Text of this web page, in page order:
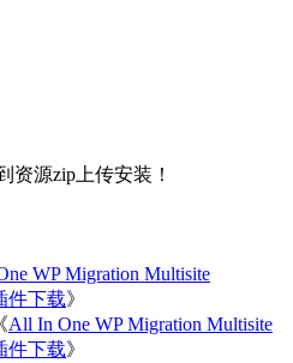
资源zip上传安装！
WP Migration Multisite
件下载》
All In One WP Migration Multisite
件下载》